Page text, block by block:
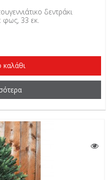
δεντράκι
φως, 33 εκ.
καλάθι